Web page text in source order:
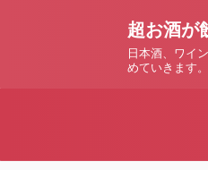
超お酒が
日本酒、ワイ
めていきます。